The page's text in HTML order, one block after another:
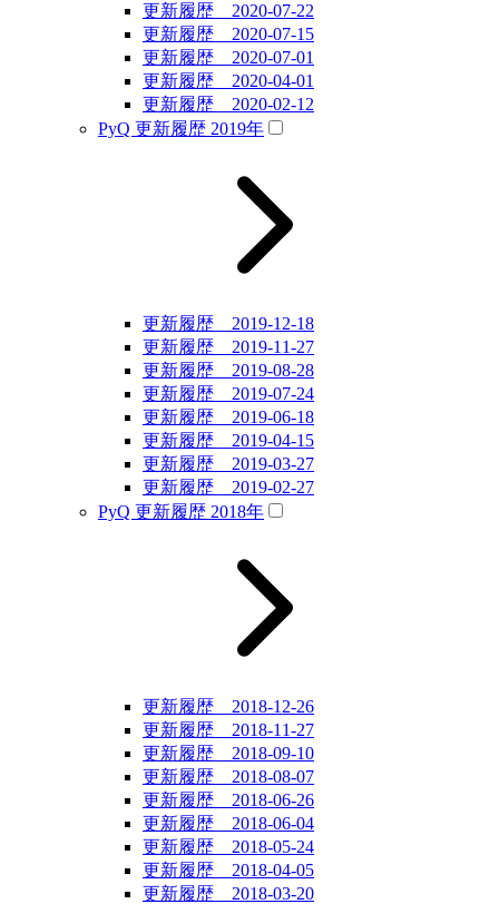
更新履歴 2020-07-22
更新履歴 2020-07-15
更新履歴 2020-07-01
更新履歴 2020-04-01
更新履歴 2020-02-12
PyQ 更新履歴 2019年
更新履歴 2019-12-18
更新履歴 2019-11-27
更新履歴 2019-08-28
更新履歴 2019-07-24
更新履歴 2019-06-18
更新履歴 2019-04-15
更新履歴 2019-03-27
更新履歴 2019-02-27
PyQ 更新履歴 2018年
更新履歴 2018-12-26
更新履歴 2018-11-27
更新履歴 2018-09-10
更新履歴 2018-08-07
更新履歴 2018-06-26
更新履歴 2018-06-04
更新履歴 2018-05-24
更新履歴 2018-04-05
更新履歴 2018-03-20